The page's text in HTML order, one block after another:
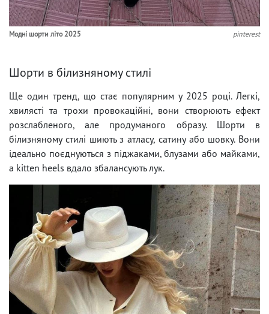
Модні шорти літо 2025 pinterest
Шорти в білизняному стилі
Ще один тренд, що стає популярним у 2025 році. Легкі,
хвилясті та трохи провокаційні, вони створюють ефект
розслабленого, але продуманого образу. Шорти в
білизняному стилі шиють з атласу, сатину або шовку. Вони
ідеально поєднуються з піджаками, блузами або майками,
а kitten heels вдало збалансують лук.